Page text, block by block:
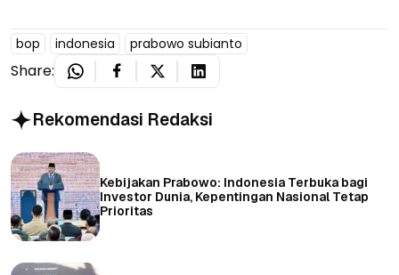
bop indonesia prabowo subianto
Share:
Rekomendasi Redaksi
Kebijakan Prabowo: Indonesia Terbuka bagi
Investor Dunia, Kepentingan Nasional Tetap
Prioritas